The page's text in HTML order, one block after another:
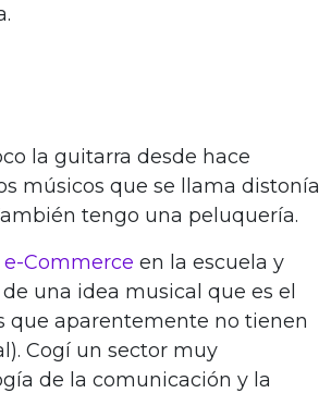
la guitarra desde hace
músicos que se llama distonía
tengo una peluquería.
Commerce en la escuela y
una idea musical que es el
que aparentemente no tienen
Cogí un sector muy
de la comunicación y la